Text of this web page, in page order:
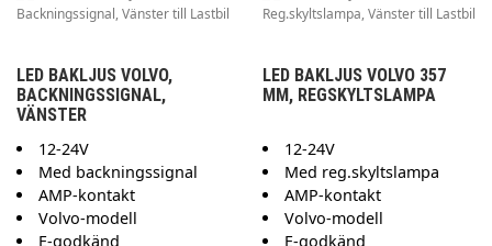
LED BAKLJUS VOLVO,
BACKNINGSSIGNAL,
VÄNSTER
12-24V
Med backningssignal
AMP-kontakt
Volvo-modell
E-godkänd
LED BAKLJUS VOLVO 357
MM, REGSKYLTSLAMPA
12-24V
Med reg.skyltslampa
AMP-kontakt
Volvo-modell
E-godkänd